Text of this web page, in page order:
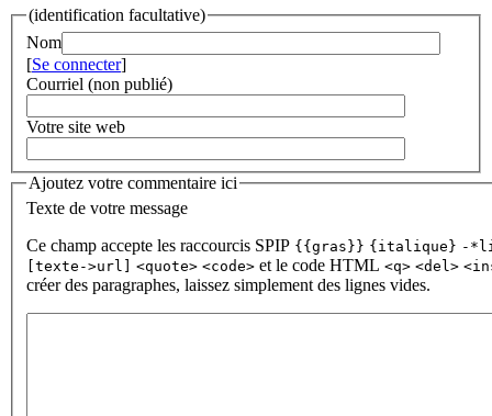
(identification facultative)
Nom
[Se connecter]
Courriel (non publié)
Votre site web
Ajoutez votre commentaire ici
Texte de votre message
Ce champ accepte les raccourcis SPIP {{gras}} {italique} -
[texte->url]
<quote> <code> et le code HTML <q> <del>
créer des paragraphes, laissez simplement des lignes vides.